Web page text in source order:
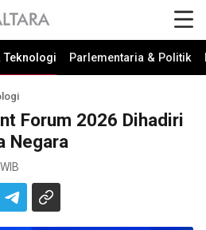
Teknologi Parlementaria & Politik
Forum 2026 Dihadiri
Negara